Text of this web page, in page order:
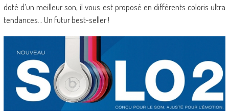
doté d’un meilleur son, il vous est proposé en différents coloris ultra
tendances… Un futur best-seller !